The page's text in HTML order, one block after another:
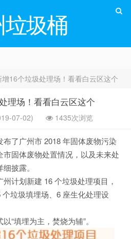
垃圾桶
16个垃圾处理场！看看白云区这个
理场！看看白云区这个
07-02) 1435次浏览
了广州市 2018 年固体废物污染
固体废物处置情况，以及未来处
披露。
计划新建 16 个垃圾处理项目，
垃圾填埋场、6 座生化处理设
“填埋为主，焚烧为辅”。